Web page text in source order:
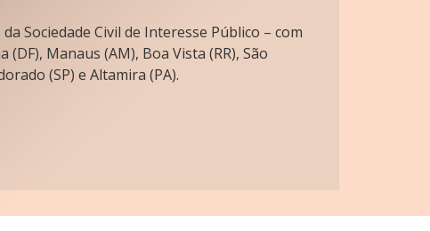
Sociedade Civil de Interesse Público – com
(DF), Manaus (AM), Boa Vista (RR), São
(SP) e Altamira (PA).